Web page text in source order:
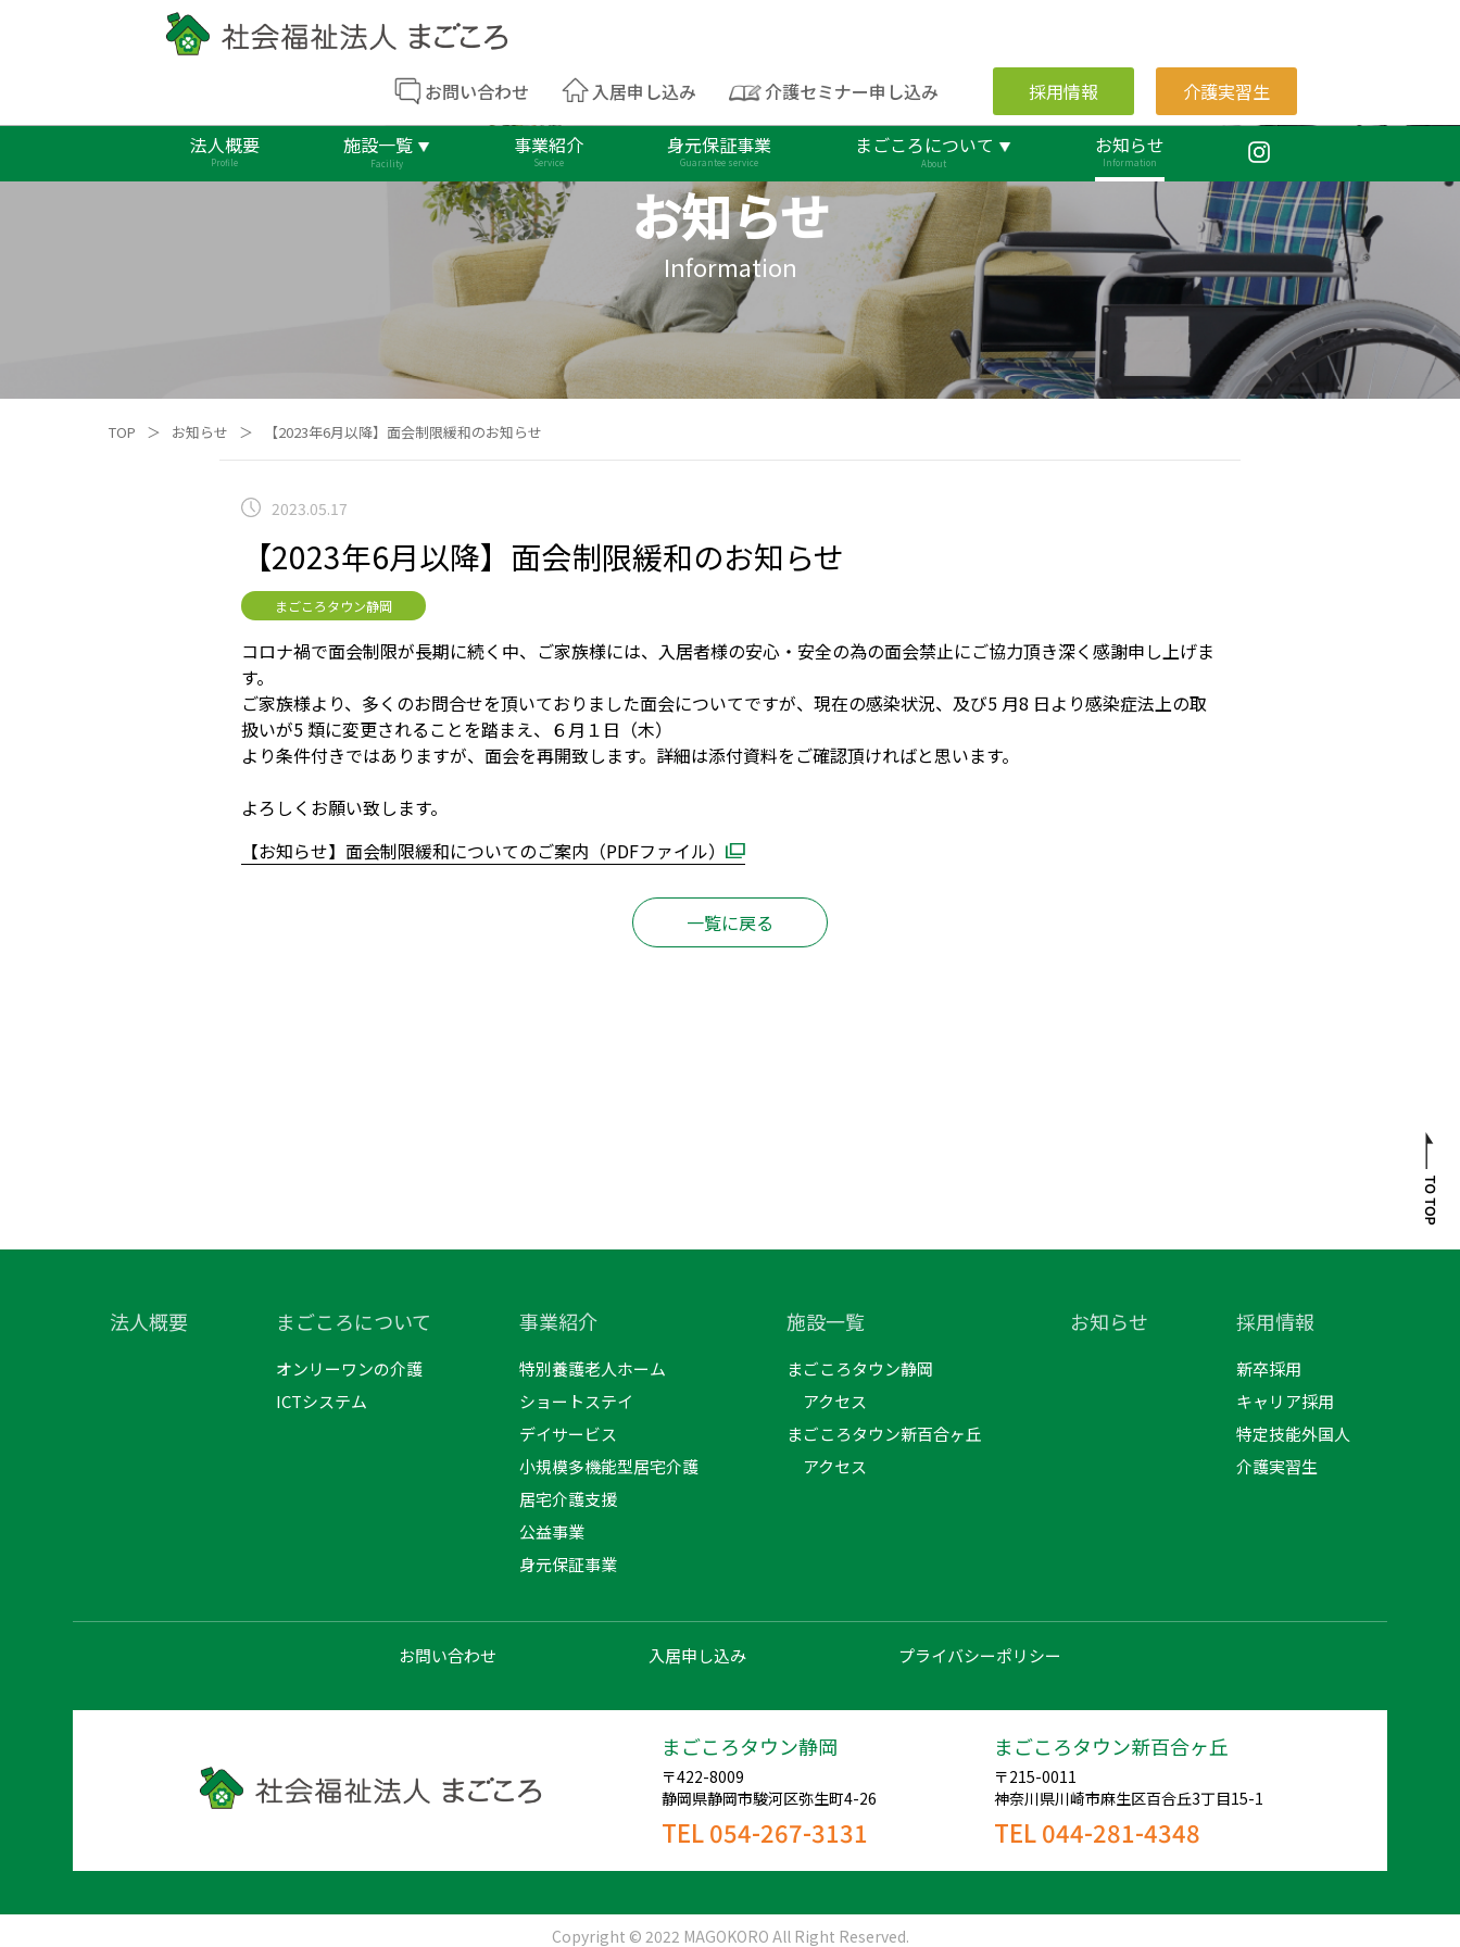
お問い合わせ 入居申し込み 介護セミナー申し込み 採用情報 介護実習生
法人概要
Profile
施設一覧
Facility
事業紹介
Service
身元保証事業
Guarantee service
まごころについて
About
お知らせ
Information
お知らせ
Information
TOP ＞ お知らせ ＞ 【2023年6月以降】面会制限緩和のお知らせ
2023.05.17
【2023年6月以降】面会制限緩和のお知らせ
まごころタウン静岡
コロナ禍で面会制限が⾧期に続く中、ご家族様には、入居者様の安心・安全の為の面会禁止にご協力頂き深く感謝申し上げま
す。
ご家族様より、多くのお問合せを頂いておりました面会についてですが、現在の感染状況、及び5 月8 日より感染症法上の取
扱いが5 類に変更されることを踏まえ、６月１日（木）
より条件付きではありますが、面会を再開致します。詳細は添付資料をご確認頂ければと思います。
よろしくお願い致します。
【お知らせ】面会制限緩和についてのご案内 （PDFファイル）
一覧に戻る
法人概要 まごころについて
オンリーワンの介護
ICTシステム
事業紹介
特別養護老人ホーム
ショートステイ
デイサービス
小規模多機能型居宅介護
居宅介護支援
公益事業
身元保証事業
施設一覧
まごころタウン静岡
アクセス
まごころタウン新百合ヶ丘
アクセス
お知らせ 採用情報
新卒採用
キャリア採用
特定技能外国人
介護実習生
お問い合わせ 入居申し込み プライバシーポリシー
まごころタウン静岡
〒422-8009
静岡県静岡市駿河区弥生町4-26
TEL 054-267-3131
まごころタウン新百合ヶ丘
〒215-0011
神奈川県川崎市麻生区百合丘3丁目15-1
TEL 044-281-4348
Copyright © 2022 MAGOKORO All Right Reserved.